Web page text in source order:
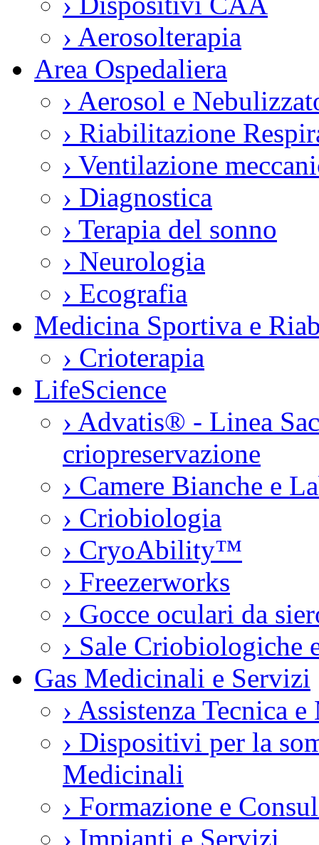
› Aerosolterapia
Area Ospedaliera
› Aerosol e
› Riabilitazione
› Ventilazione
› Diagnostica
› Terapia del sonno
› Neurologia
› Ecografia
Medicina Sportiva e
› Crioterapia
LifeScience
› Advatis® - Linea
criopreservazione
› Camere Bianche e
› Criobiologia
› CryoAbility™
› Freezerworks
› Gocce oculari da
› Sale Criobiologiche
Gas Medicinali e Servizi
› Assistenza Tecnica
› Dispositivi per la
Medicinali
› Formazione e
› Impianti e Servizi